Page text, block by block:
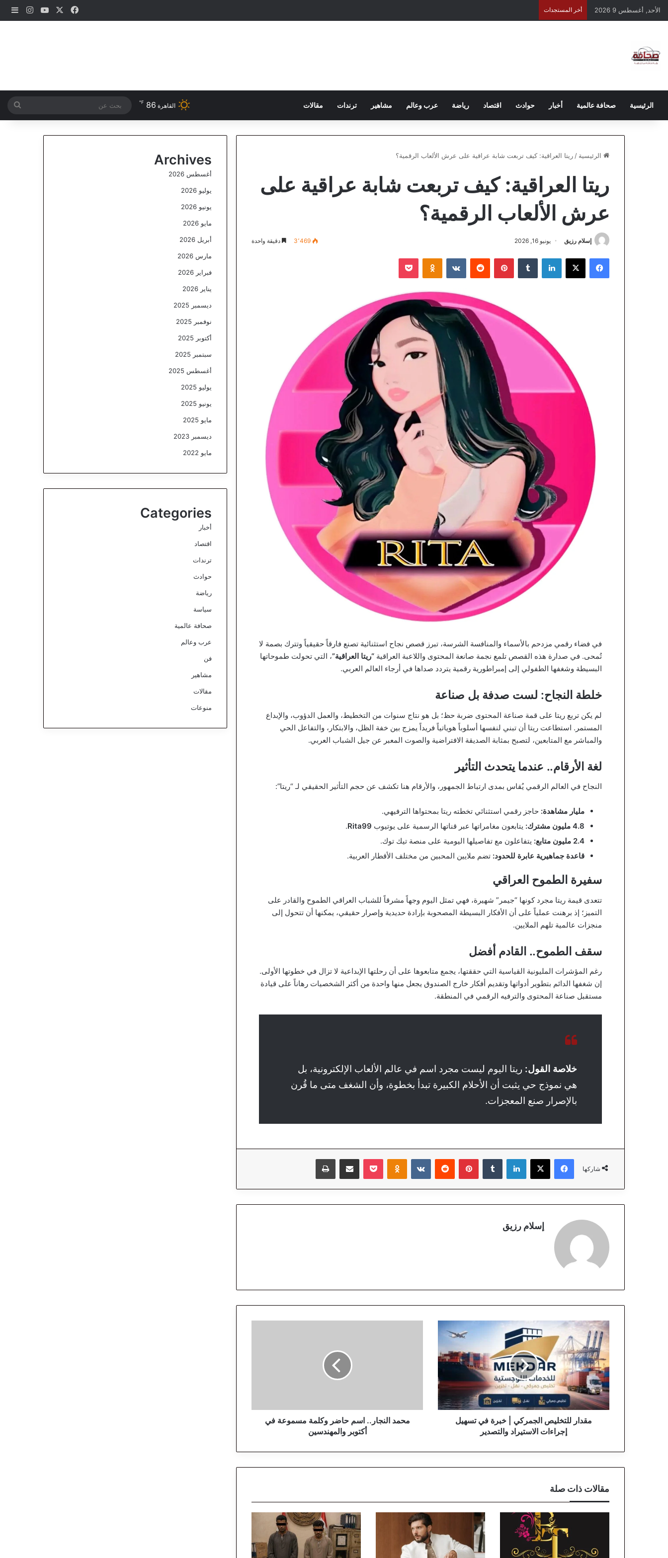
الأحد, أغسطس 9 2026 أخر المستجدات فيسبوك ‫YouTube
الرئيسية صحافة عالمية أخبار حوادث اقتصاد رياضة عرب وعالم مشاهير ترندات مقالات القاهرة 86
℉
عن
الرئيسية / ريتا العراقية: كيف تربعت شابة عراقية على عرش الألعاب الرقمية؟
ريتا العراقية: كيف تربعت شابة عراقية على
عرش الألعاب الرقمية؟
إسلام رزيق يونيو 16, 2026 3٬469 دقيقة واحدة
فيسبوك لينكدإن بينتيريست
في فضاء رقمي مزدحم بالأسماء والمنافسة الشرسة، تبرز قصص نجاح استثنائية تصنع فارقاً حقيقياً وتترك بصمة لا
تُمحى. في صدارة هذه القصص تلمع نجمة صانعة المحتوى واللاعبة العراقية “ريتا العراقية”، التي تحولت طموحاتها
البسيطة وشغفها الطفولي إلى إمبراطورية رقمية يتردد صداها في أرجاء العالم العربي.
خلطة النجاح: لست صدفة بل صناعة
لم يكن تربع ريتا على قمة صناعة المحتوى ضربة حظ؛ بل هو نتاج سنوات من التخطيط، والعمل الدؤوب، والإبداع
المستمر. استطاعت ريتا أن تبني لنفسها أسلوباً هوياتياً فريداً يمزج بين خفة الظل، والابتكار، والتفاعل الحي
والمباشر مع المتابعين، لتصبح بمثابة الصديقة الافتراضية والصوت المعبر عن جيل الشباب العربي.
لغة الأرقام.. عندما يتحدث التأثير
النجاح في العالم الرقمي يُقاس بمدى ارتباط الجمهور، والأرقام هنا تكشف عن حجم التأثير الحقيقي لـ “ريتا”:
مليار مشاهدة: حاجز رقمي استثنائي تخطته ريتا بمحتواها الترفيهي.
4.8 مليون مشترك:
يتابعون مغامراتها عبر قناتها الرسمية على يوتيوب Rita99
.
2.4 مليون متابع:
يتفاعلون مع تفاصيلها اليومية على منصة تيك توك.
قاعدة جماهيرية عابرة للحدود: تضم ملايين المحبين من مختلف الأقطار العربية.
سفيرة الطموح العراقي
تتعدى قيمة ريتا مجرد كونها “جيمر” شهيرة، فهي تمثل اليوم وجهاً مشرقاً للشباب العراقي الطموح والقادر على
التميز؛ إذ برهنت عملياً على أن الأفكار البسيطة المصحوبة بإرادة حديدية وإصرار حقيقي، يمكنها أن تتحول إلى
منجزات عالمية تلهم الملايين.
سقف الطموح.. القادم أفضل
رغم المؤشرات المليونية القياسية التي حققتها، يجمع متابعوها على أن رحلتها الإبداعية لا تزال في خطوتها الأولى.
إن شغفها الدائم بتطوير أدواتها وتقديم أفكار خارج الصندوق يجعل منها واحدة من أكثر الشخصيات رهاناً على قيادة
مستقبل صناعة المحتوى والترفيه الرقمي في المنطقة.
خلاصة القول: ريتا اليوم ليست مجرد اسم في عالم الألعاب الإلكترونية، بل
هي نموذج حي يثبت أن الأحلام الكبيرة تبدأ بخطوة، وأن الشغف متى ما قُرن
بالإصرار صنع المعجزات.
شاركها
فيسبوك لينكدإن بينتيريست
إسلام رزيق
م
ق
ر
ل
ل
ت
خ
ا
ر
ك
ي
مقدار للتخليص الجمركي | خبرة في تسهيل
إجراءات الاستيراد والتصدير
ا
ا
ض
ر
و
ك
ل
محمد النجار.. اسم حاضر وكلمة مسموعة في
أكتوبر والمهندسين
مقالات ذات صلة
Archives
أغسطس 2026
يوليو 2026
يونيو 2026
مايو 2026
أبريل 2026
مارس 2026
فبراير 2026
يناير 2026
ديسمبر 2025
نوفمبر 2025
أكتوبر 2025
سبتمبر 2025
أغسطس 2025
يوليو 2025
يونيو 2025
مايو 2025
ديسمبر 2023
مايو 2022
Categories
أخبار
اقتصاد
ترندات
حوادث
رياضة
سياسة
صحافة عالمية
عرب وعالم
فن
مشاهير
مقالات
منوعات